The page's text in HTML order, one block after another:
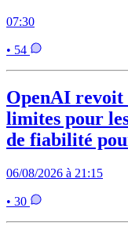
07:30
• 54
OpenAI revoit
limites pour
de fiabilité
06/08/2026 à 21:15
• 30